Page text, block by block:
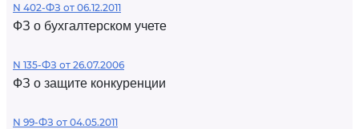
N 402-ФЗ от 06.12.2011
ФЗ о бухгалтерском учете
N 135-ФЗ от 26.07.2006
ФЗ о защите конкуренции
N 99-ФЗ от 04.05.2011